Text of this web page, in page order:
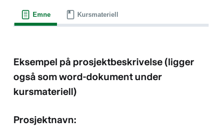
Emne Kursmateriell
Eksempel på prosjektbeskrivelse (ligger
også som word-dokument under
kursmateriell)
Prosjektnavn: